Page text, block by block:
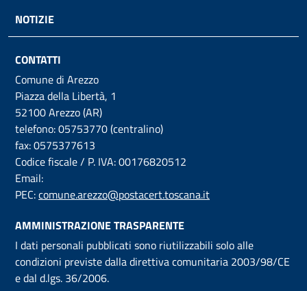
NOTIZIE
CONTATTI
Comune di Arezzo
Piazza della Libertà, 1
52100 Arezzo (AR)
telefono: 05753770 (centralino)
fax: 0575377613
Codice fiscale / P. IVA: 00176820512
Email:
PEC:comune.arezzo@postacert.toscana.it
AMMINISTRAZIONE TRASPARENTE
I dati personali pubblicati sono riutilizzabili solo alle
condizioni previste dalla direttiva comunitaria 2003/98/CE
e dal d.lgs. 36/2006.